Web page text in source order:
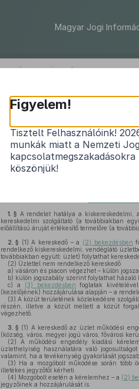
Magyar Jogi
4/
az üzletek
1. § A rendelet hatálya a kiskereskedelmi,
kereskedelmi szolgáltató (a továbbiakban
előállítású áruját értékesítő termelőre (a
2. § (1) A kereskedő – a (2) bekezdésben
rendelkező kiskereskedelmi, vendéglátó
továbbiakban együtt: üzlet) folytathat
(2) Üzlettel nem rendelkező kereskedő
a) vásáron és piacon végezhet – külön
b) külön jogszabály szerint folytathat házaló
c) a (3) bekezdésben foglatak
(kezelőjének) hozzájárulása alapján – a
(3) A közút területének közlekedésre
részén, illetve a közút mellett a közút
végezhető.
3. § (1) A kereskedő az üzlet működési
(község, város, megyei jogú város, fővárosi
(2) A működési engedély kiadási
üzlethelyiség használatára való
valamint, ha a tevékenység gyakorlását
(3) Ha a mozgóbolt működése során
illetékes jegyzőtől kérheti.
(4) Mozgóbolt esetén a kérelemhez – a (2)
jegyzőinek a hozzájárulását is.
Figyelem!
Tisztelt Felhasználóink!
munkák miatt a Nemzeti
köszönjük!